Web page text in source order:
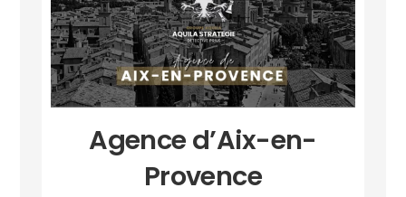
Agence d’Aix-en-
Provence